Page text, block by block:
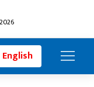
English